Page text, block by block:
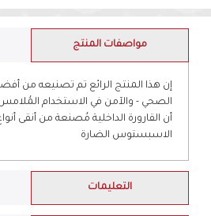
مواصفات المنتج
إن هذا المنتج الرائع تم تصنيعه من
الصحي - والآمن في الاستخدام
أن القارورة الداخلية مُصنعة من أنقى
الاسبستوس الضارة
التعليمات